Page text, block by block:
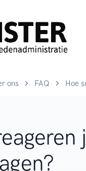
ons FAQ Hoe